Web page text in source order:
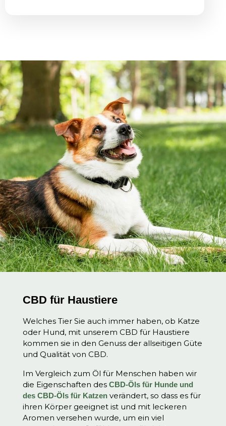
CBD für Haustiere
Welches Tier Sie auch immer haben, ob Katze
oder Hund, mit unserem CBD für Haustiere
kommen sie in den Genuss der allseitigen Güte
und Qualität von CBD.
Im Vergleich zum Öl für Menschen haben wir
die Eigenschaften des CBD-Öls für Hunde und
des CBD-Öls für Katzen verändert, so dass es für
ihren Körper geeignet ist und mit leckeren
Aromen versehen wurde, um ein viel